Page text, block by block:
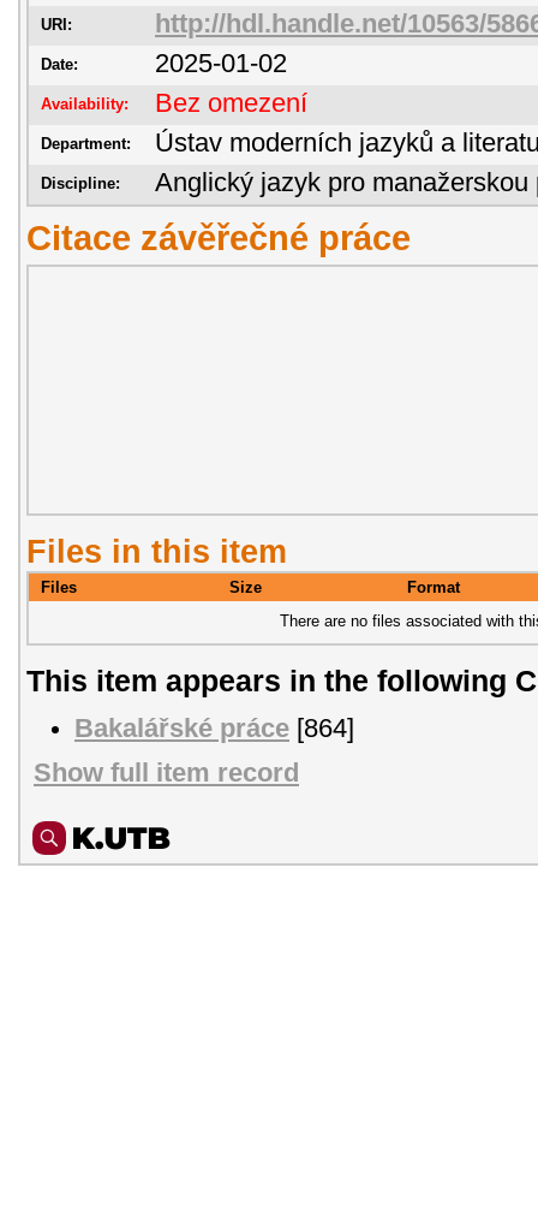
URI: http://hdl.handle.net/10563/
Date: 2025-01-02
Availability: Bez omezení
Department: Ústav moderních jazyků a
Discipline: Anglický jazyk pro manažerskou
Citace závěřečné práce
Files in this item
Files Size
Format
There are no files associated with
This item appears in the following
Bakalářské práce [864]
Show full item record